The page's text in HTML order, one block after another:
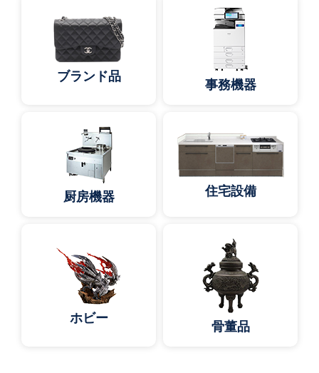
ブランド品
事務機器
厨房機器 住宅設備
ホビー
骨董品